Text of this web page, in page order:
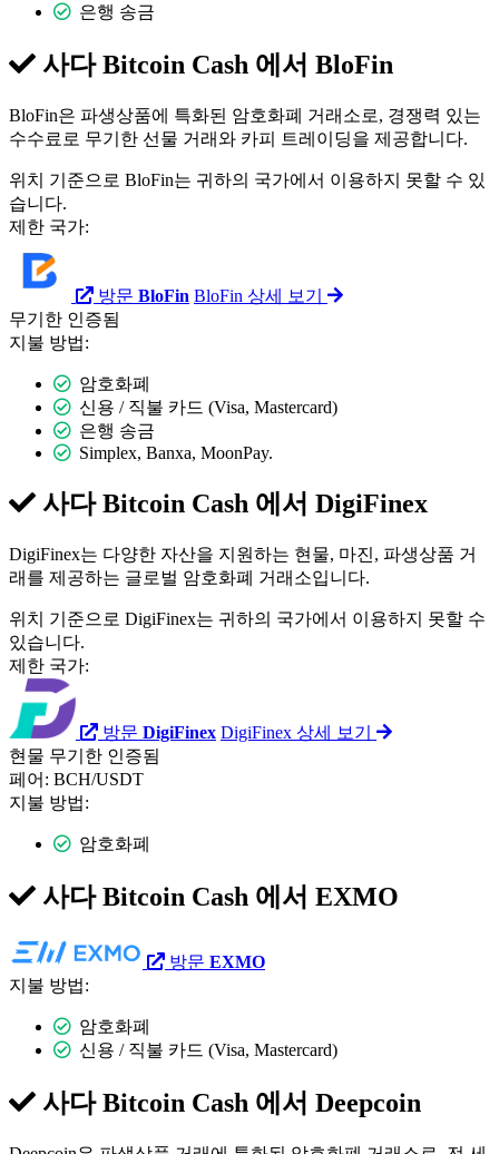
은행 송금
사다 Bitcoin Cash 에서 BloFin
BloFin은 파생상품에 특화된 암호화폐 거래소로, 경쟁력 있는
수수료로 무기한 선물 거래와 카피 트레이딩을 제공합니다.
위치 기준으로 BloFin는 귀하의 국가에서 이용하지 못할 수 있
습니다.
제한 국가:
방문 BloFin BloFin 상세 보기
무기한 인증됨
지불 방법:
암호화폐
신용 / 직불 카드 (Visa, Mastercard)
은행 송금
Simplex, Banxa, MoonPay.
사다 Bitcoin Cash 에서 DigiFinex
DigiFinex는 다양한 자산을 지원하는 현물, 마진, 파생상품 거
래를 제공하는 글로벌 암호화폐 거래소입니다.
위치 기준으로 DigiFinex는 귀하의 국가에서 이용하지 못할 수
있습니다.
제한 국가:
방문 DigiFinex DigiFinex 상세 보기
현물 무기한 인증됨
페어: BCH/USDT
지불 방법:
암호화폐
사다 Bitcoin Cash 에서 EXMO
방문 EXMO
지불 방법:
암호화폐
신용 / 직불 카드 (Visa, Mastercard)
사다 Bitcoin Cash 에서 Deepcoin